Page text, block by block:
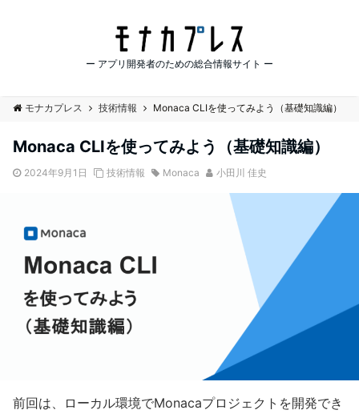
ー アプリ開発者のための総合情報サイト ー
モナカプレス 技術情報 Monaca CLIを使ってみよう（基礎知識編）
Monaca CLIを使ってみよう（基礎知識編）
2024年9月1日 技術情報 Monaca 小田川 佳史
前回は、ローカル環境でMonacaプロジェクトを開発でき